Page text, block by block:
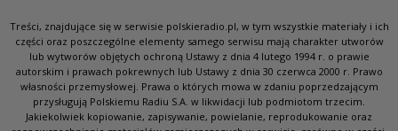
Treści, znajdujące się w serwisie polskieradio.pl, w tym wszystkie materiały i ich
części oraz poszczególne elementy samego serwisu mają charakter utworów
lub wytworów objętych ochroną Ustawy z dnia 4 lutego 1994 r. o prawie
autorskim i prawach pokrewnych lub Ustawy z dnia 30 czerwca 2000 r. Prawo
własności przemysłowej. Prawa o których mowa w zdaniu poprzedzającym
przysługują Polskiemu Radiu S.A. w likwidacji lub podmiotom trzecim.
Jakiekolwiek kopiowanie, zapisywanie, powielanie, reprodukowanie oraz